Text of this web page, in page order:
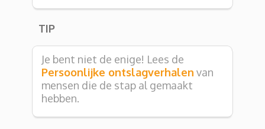
TIP
Je bent niet de enige! Lees de
Persoonlijke ontslagverhalen van
mensen die de stap al gemaakt
hebben.